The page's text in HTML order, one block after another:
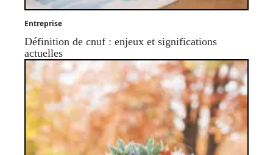
Entreprise
Définition de cnuf : enjeux et significations
actuelles